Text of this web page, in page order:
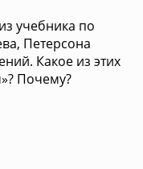
учебника по
Петерсона
Какое из этих
Почему?